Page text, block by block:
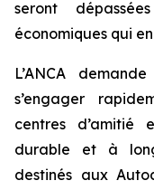
seront
économiques qui
L’ANCA
s’engager
centres
durable et à
destinés aux